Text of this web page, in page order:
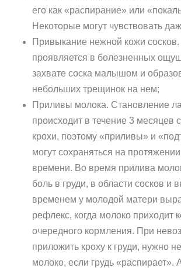
его как «распирание» или
Некоторые могут чувствовать
Привыкание нежной кожи
проявляется в болезненных
захвате соска малышом и
небольших трещинок на нем;
Приливы молока. Становление
происходит в течение 3 месяцев
крохи, поэтому «приливы» и
могут сохраняться на протяжении
времени. Во время прилива
боль в груди, в области сосков и
временем у молодой матери
рефлекс, когда молоко приходит
очередного кормления. При
приложить кроху к груди, нужно
молоко, если грудь